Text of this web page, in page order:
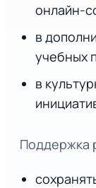
онлайн-
в
учебных
в
Поддержка